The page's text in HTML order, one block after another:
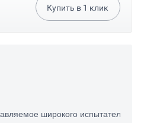
Купить в 1 клик
широкого